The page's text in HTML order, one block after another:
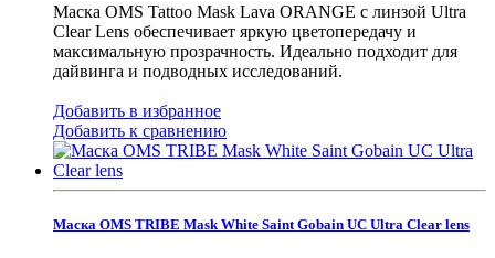
Маска OMS Tattoo Mask Lava ORANGE с линзой Ultra
Clear Lens обеспечивает яркую цветопередачу и
максимальную прозрачность. Идеально подходит для
дайвинга и подводных исследований.
Добавить в избранное
Добавить к сравнению
Маска OMS TRIBE Mask White Saint Gobain UC Ultra Clear lens